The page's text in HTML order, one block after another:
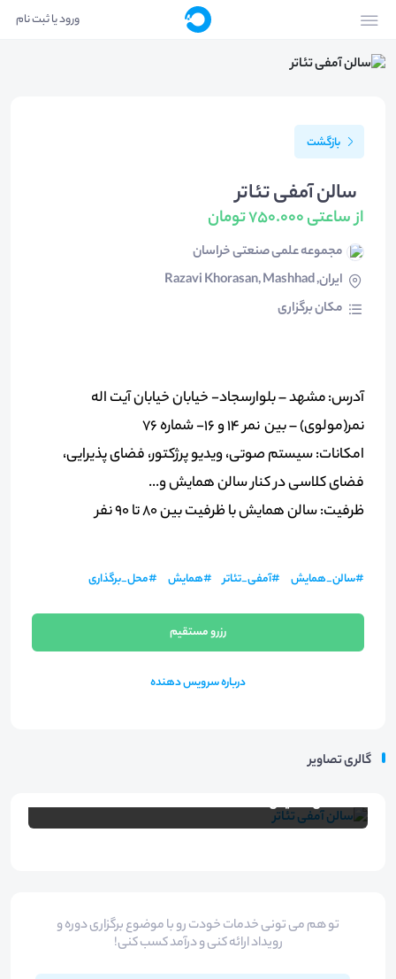
ورود یا ثبت نام
بازگشت
سالن آمفی تئاتر
از ساعتی 750.000 تومان
مجموعه علمی صنعتی خراسان
ایران, Razavi Khorasan, Mashhad
مکان برگزاری
آدرس: مشهد – بلوارسجاد- خيابان خيابان آیت اله
نمر(مولوی) – بین نمر ۱۴ و ۱۶- شماره ۷۶
امکانات: سیستم صوتی، ویدیو پرژکتور، فضای پذیرایی،
فضای کلاسی در کنار سالن همایش و...
ظرفیت: سالن همایش با ظرفیت بین 80 تا 90 نفر
#سالن_همایش #آمفی_تئاتر #همایش #محل_برگذاری
درباره سرویس دهنده
رزرو مستقیم
گالری تصاویر
سالن همایش
تو هم می تونی خدمات خودت رو با موضوع برگزاری دوره و
رویداد ارائه کنی و درآمد کسب کنی!